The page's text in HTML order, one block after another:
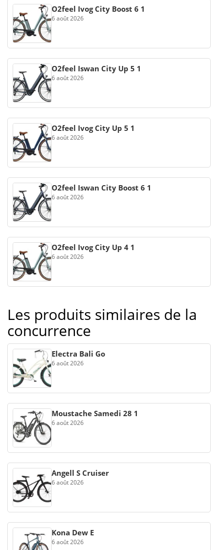
O2feel Ivog City Boost 6 1
6 août 2026
O2feel Iswan City Up 5 1
6 août 2026
O2feel Ivog City Up 5 1
6 août 2026
O2feel Iswan City Boost 6 1
6 août 2026
O2feel Ivog City Up 4 1
6 août 2026
Les produits similaires de la
concurrence
Electra Bali Go
6 août 2026
Moustache Samedi 28 1
6 août 2026
Angell S Cruiser
6 août 2026
Kona Dew E
6 août 2026